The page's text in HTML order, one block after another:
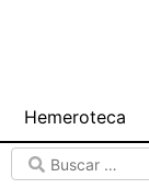
Hemeroteca